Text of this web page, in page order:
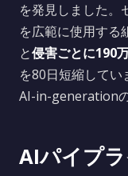
を発見しました。
を広範に使用する
と侵害ごとに190
を80日短縮して
AI-in-generationの
AIパイプ